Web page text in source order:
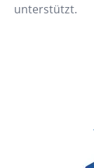
unterstützt.